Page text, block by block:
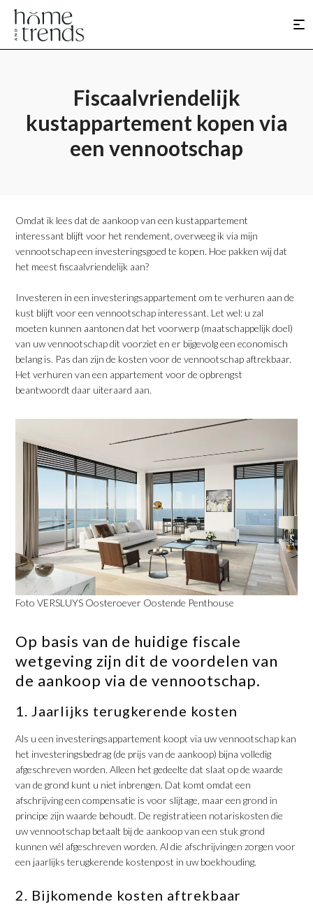
Fiscaalvriendelijk
kustappartement kopen via
een vennootschap
Omdat ik lees dat de aankoop van een kustappartement
interessant blijft voor het rendement, overweeg ik via mijn
vennootschap een investeringsgoed te kopen. Hoe pakken wij dat
het meest fiscaalvriendelijk aan?
Investeren in een investeringsappartement om te verhuren aan de
kust blijft voor een vennootschap interessant. Let wel: u zal
moeten kunnen aantonen dat het voorwerp (maatschappelijk doel)
van uw vennootschap dit voorziet en er bijgevolg een economisch
belang is. Pas dan zijn de kosten voor de vennootschap aftrekbaar.
Het verhuren van een appartement voor de opbrengst
beantwoordt daar uiteraard aan.
Foto VERSLUYS Oosteroever Oostende Penthouse
Op basis van de huidige fiscale
wetgeving zijn dit de voordelen van
de aankoop via de vennootschap.
1. Jaarlijks terugkerende kosten
Als u een investeringsappartement koopt via uw vennootschap kan
het investeringsbedrag (de prijs van de aankoop) bijna volledig
afgeschreven worden. Alleen het gedeelte dat slaat op de waarde
van de grond kunt u niet inbrengen. Dat komt omdat een
afschrijving een compensatie is voor slijtage, maar een grond in
principe zijn waarde behoudt. De registratieen notariskosten die
uw vennootschap betaalt bij de aankoop van een stuk grond
kunnen wél afgeschreven worden. Al die afschrijvingen zorgen voor
een jaarlijks terugkerende kostenpost in uw boekhouding.
2. Bijkomende kosten aftrekbaar